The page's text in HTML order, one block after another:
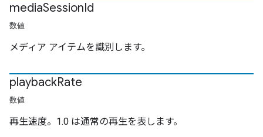
mediaSessionId
数値
メディア アイテムを識別します。
playbackRate
数値
再生速度。1.0 は通常の再生を表します。